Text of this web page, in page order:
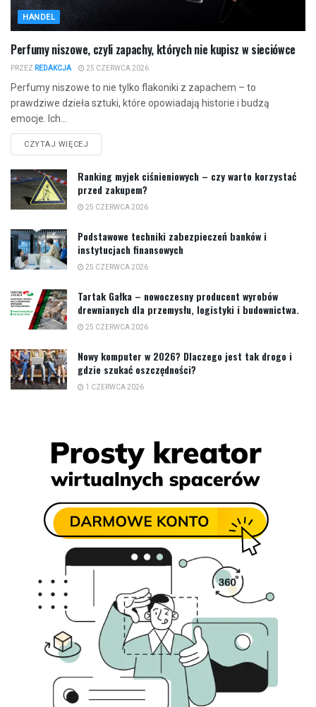
HANDEL
Perfumy niszowe, czyli zapachy, których nie kupisz w sieciówce
PRZEZ REDAKCJA 25 CZERWCA 2026
Perfumy niszowe to nie tylko flakoniki z zapachem – to
prawdziwe dzieła sztuki, które opowiadają historie i budzą
emocje. Ich...
CZYTAJ WIĘCEJ
Ranking myjek ciśnieniowych – czy warto korzystać
przed zakupem?
25 CZERWCA 2026
Podstawowe techniki zabezpieczeń banków i
instytucjach finansowych
25 CZERWCA 2026
Tartak Gałka – nowoczesny producent wyrobów
drewnianych dla przemysłu, logistyki i budownictwa.
25 CZERWCA 2026
Nowy komputer w 2026? Dlaczego jest tak drogo i
gdzie szukać oszczędności?
1 CZERWCA 2026